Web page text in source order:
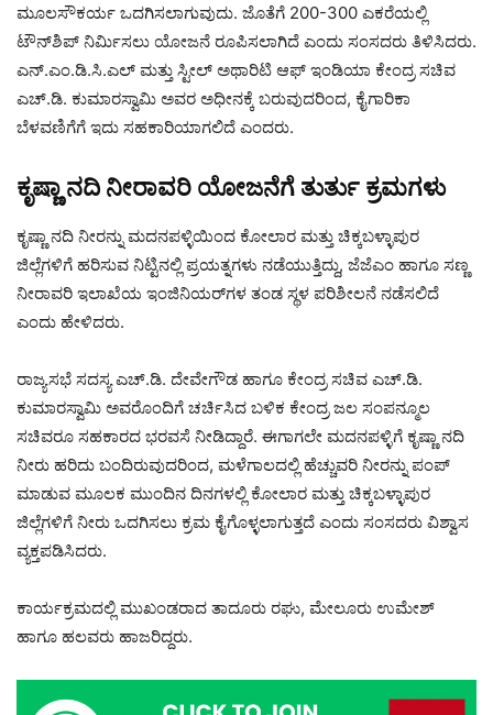
ಮೂಲಸೌಕರ್ಯ ಒದಗಿಸಲಾಗುವುದು. ಜೊತೆಗೆ 200-300 ಎಕರೆಯಲ್ಲಿ
ಟೌನ್‌ಶಿಪ್ ನಿರ್ಮಿಸಲು ಯೋಜನೆ ರೂಪಿಸಲಾಗಿದೆ ಎಂದು ಸಂಸದರು ತಿಳಿಸಿದರು.
ಎನ್‌.ಎಂ.ಡಿ.ಸಿ.ಎಲ್ ಮತ್ತು ಸ್ಟೀಲ್ ಅಥಾರಿಟಿ ಆಫ್ ಇಂಡಿಯಾ ಕೇಂದ್ರ ಸಚಿವ
ಎಚ್.ಡಿ. ಕುಮಾರಸ್ವಾಮಿ ಅವರ ಅಧೀನಕ್ಕೆ ಬರುವುದರಿಂದ, ಕೈಗಾರಿಕಾ
ಬೆಳವಣಿಗೆಗೆ ಇದು ಸಹಕಾರಿಯಾಗಲಿದೆ ಎಂದರು.
ಕೃಷ್ಣಾ ನದಿ ನೀರಾವರಿ ಯೋಜನೆಗೆ ತುರ್ತು ಕ್ರಮಗಳು
ಕೃಷ್ಣಾ ನದಿ ನೀರನ್ನು ಮದನಪಳ್ಳಿಯಿಂದ ಕೋಲಾರ ಮತ್ತು ಚಿಕ್ಕಬಳ್ಳಾಪುರ
ಜಿಲ್ಲೆಗಳಿಗೆ ಹರಿಸುವ ನಿಟ್ಟಿನಲ್ಲಿ ಪ್ರಯತ್ನಗಳು ನಡೆಯುತ್ತಿದ್ದು, ಜೆಜೆಎಂ ಹಾಗೂ ಸಣ್ಣ
ನೀರಾವರಿ ಇಲಾಖೆಯ ಇಂಜಿನಿಯರ್‌ಗಳ ತಂಡ ಸ್ಥಳ ಪರಿಶೀಲನೆ ನಡೆಸಲಿದೆ
ಎಂದು ಹೇಳಿದರು.
ರಾಜ್ಯಸಭೆ ಸದಸ್ಯ ಎಚ್.ಡಿ. ದೇವೇಗೌಡ ಹಾಗೂ ಕೇಂದ್ರ ಸಚಿವ ಎಚ್.ಡಿ.
ಕುಮಾರಸ್ವಾಮಿ ಅವರೊಂದಿಗೆ ಚರ್ಚಿಸಿದ ಬಳಿಕ ಕೇಂದ್ರ ಜಲ ಸಂಪನ್ಮೂಲ
ಸಚಿವರೂ ಸಹಕಾರದ ಭರವಸೆ ನೀಡಿದ್ದಾರೆ. ಈಗಾಗಲೇ ಮದನಪಳ್ಳಿಗೆ ಕೃಷ್ಣಾ ನದಿ
ನೀರು ಹರಿದು ಬಂದಿರುವುದರಿಂದ, ಮಳೆಗಾಲದಲ್ಲಿ ಹೆಚ್ಚುವರಿ ನೀರನ್ನು ಪಂಪ್
ಮಾಡುವ ಮೂಲಕ ಮುಂದಿನ ದಿನಗಳಲ್ಲಿ ಕೋಲಾರ ಮತ್ತು ಚಿಕ್ಕಬಳ್ಳಾಪುರ
ಜಿಲ್ಲೆಗಳಿಗೆ ನೀರು ಒದಗಿಸಲು ಕ್ರಮ ಕೈಗೊಳ್ಳಲಾಗುತ್ತದೆ ಎಂದು ಸಂಸದರು ವಿಶ್ವಾಸ
ವ್ಯಕ್ತಪಡಿಸಿದರು.
ಕಾರ್ಯಕ್ರಮದಲ್ಲಿ ಮುಖಂಡರಾದ ತಾದೂರು ರಘು, ಮೇಲೂರು ಉಮೇಶ್
ಹಾಗೂ ಹಲವರು ಹಾಜರಿದ್ದರು.